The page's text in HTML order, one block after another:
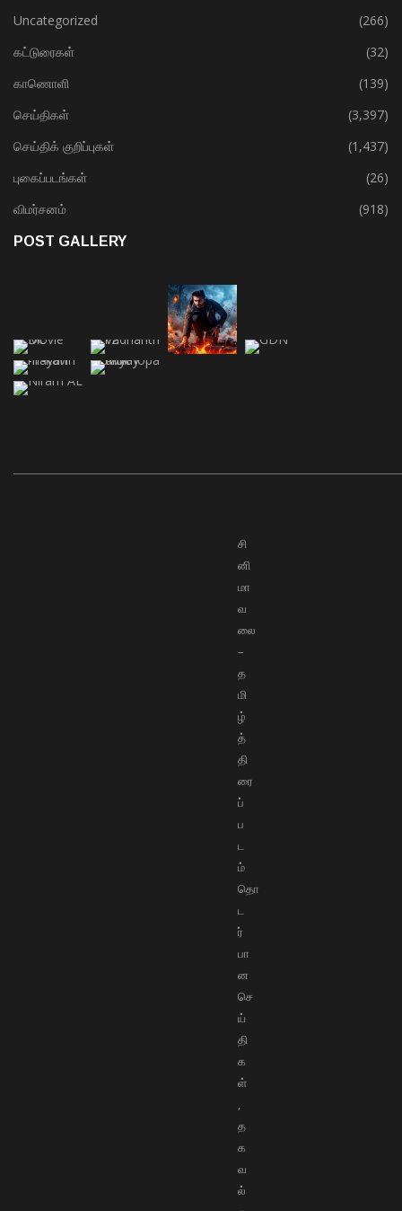
Uncategorized
(266)
கட்டுரைகள்
(32)
காணொளி
(139)
செய்திகள்
(3,397)
செய்திக் குறிப்புகள்
(1,437)
புகைப்படங்கள்
(26)
விமர்சனம்
(918)
POST GALLERY
சி
னி
மா
வ
லை
–
த
மி
ழ்
த்
தி
ரை
ப்
ப
ட
ம்
தொ
ட
ர்
பா
ன
செ
ய்
தி
க
ள்
,
த
க
வ
ல்